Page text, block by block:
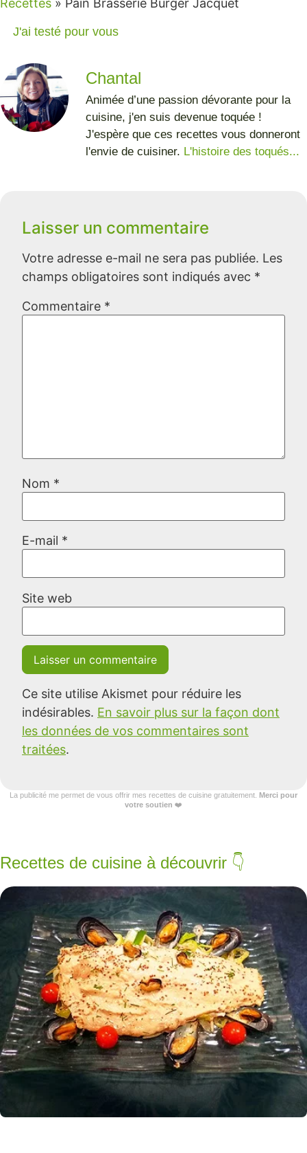
Recettes » Pain Brasserie Burger Jacquet
J'ai testé pour vous
Chantal
Animée d’une passion dévorante pour la
cuisine, j'en suis devenue toquée !
J'espère que ces recettes vous donneront
l'envie de cuisiner. L'histoire des toqués...
Laisser un commentaire
Votre adresse e-mail ne sera pas publiée. Les
champs obligatoires sont indiqués avec *
Commentaire *
Nom *
E-mail *
Site web
Ce site utilise Akismet pour réduire les
indésirables. En savoir plus sur la façon dont
les données de vos commentaires sont
traitées.
La publicité me permet de vous offrir mes recettes de cuisine gratuitement. Merci pour
votre soutien ❤️
Recettes de cuisine à découvrir 👇